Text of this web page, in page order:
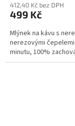
412,40 Kč bez DPH
499 Kč
Mlýnek na kávu s
nerezovými
minutu, 100%